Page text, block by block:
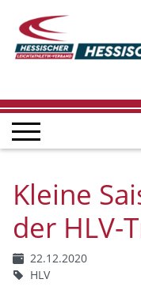
Kleine
der HLV-
22.12.2020
HLV